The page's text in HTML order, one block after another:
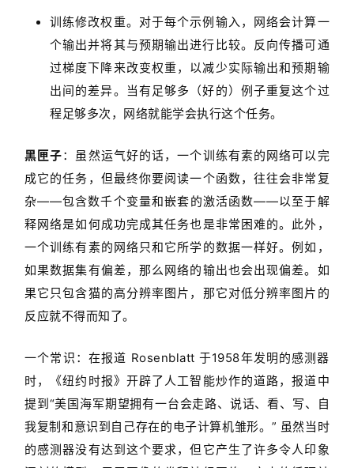
训练修改权重。对于每个示例输入，网络会计算一
个输出并将其与预期输出进行比较。反向传播可通
过梯度下降来改变权重，以减少实际输出和预期输
出间的差异。当有足够多（好的）例子重复这个过
程足够多次，网络就能学会执行这个任务。
黑匣子：虽然运气好的话，一个训练有素的网络可以完
成它的任务，但最终你要阅读一个函数，往往会非常复
杂——包含数千个变量和嵌套的激活函数——以至于解
释网络是如何成功完成其任务也是非常困难的。此外，
一个训练有素的网络只和它所学的数据一样好。例如，
如果数据集有偏差，那么网络的输出也会出现偏差。如
果它只包含猫的高分辨率图片，那它对低分辨率图片的
反应就不得而知了。
一个常识：在报道 Rosenblatt 于1958年发明的感测器
时，《纽约时报》开辟了人工智能炒作的道路，报道中
提到“美国海军期望拥有一台会走路、说话、看、写、自
我复制和意识到自己存在的电子计算机雏形。” 虽然当时
的感测器没有达到这个要求，但它产生了许多令人印象